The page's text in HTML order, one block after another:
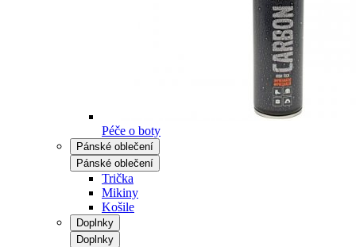
Péče o boty
Pánské oblečení
Pánské oblečení
Trička
Mikiny
Košile
Doplnky
Doplnky